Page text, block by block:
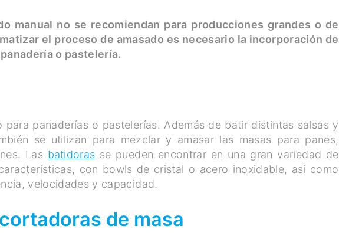
manual no se recomiendan para producciones grandes o de
el proceso de amasado es necesario la incorporación de
o pastelería.
para panaderías o pastelerías. Además de batir distintas salsas y
se utilizan para mezclar y amasar las masas para panes,
Las batidoras se pueden encontrar en una gran variedad de
con bowls de cristal o acero inoxidable, así como
velocidades y capacidad.
de masa